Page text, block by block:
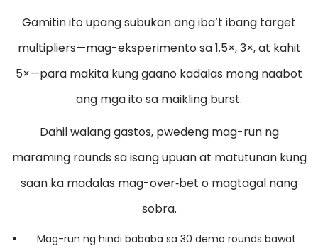
Gamitin ito upang subukan ang iba’t ibang target
multipliers—mag-eksperimento sa 1.5×, 3×, at kahit
5×—para makita kung gaano kadalas mong naabot
ang mga ito sa maikling burst.
Dahil walang gastos, pwedeng mag-run ng
maraming rounds sa isang upuan at matutunan kung
saan ka madalas mag-over‑bet o magtagal nang
sobra.
Mag-run ng hindi bababa sa 30 demo rounds bawat